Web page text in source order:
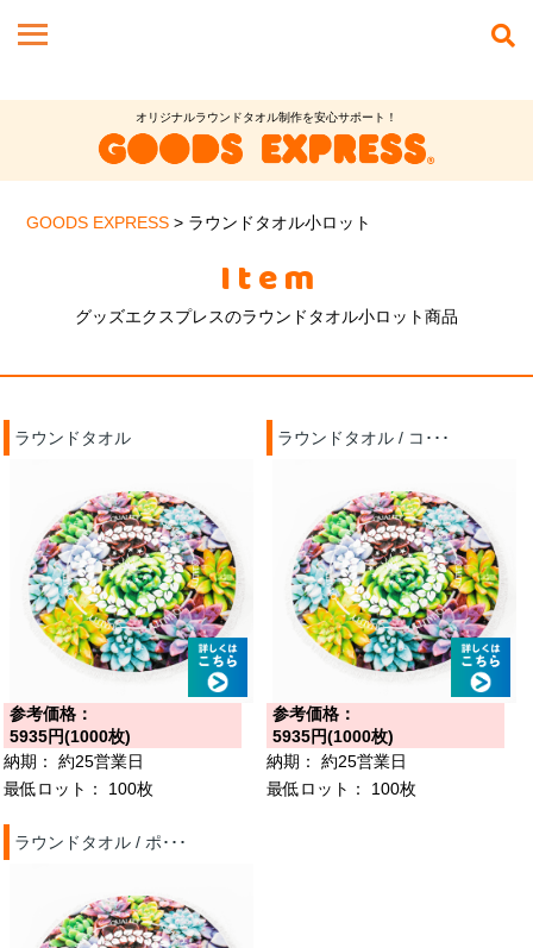
オリジナルラウンドタオル制作を安心サポート！
GOODS EXPRESS > ラウンドタオル小ロット
Item
グッズエクスプレスのラウンドタオル小ロット商品
ラウンドタオル
参考価格：
5935円(1000枚)
納期：
約25営業日
最低ロット：
100枚
ラウンドタオル / コ･･･
参考価格：
5935円(1000枚)
納期：
約25営業日
最低ロット：
100枚
ラウンドタオル / ポ･･･